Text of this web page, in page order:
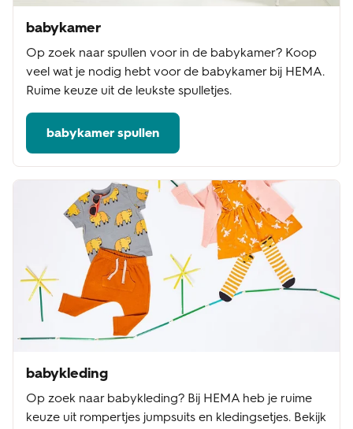
babykamer
Op zoek naar spullen voor in de babykamer? Koop
veel wat je nodig hebt voor de babykamer bij HEMA.
Ruime keuze uit de leukste spulletjes.
babykamer spullen
babykleding
Op zoek naar babykleding? Bij HEMA heb je ruime
keuze uit rompertjes jumpsuits en kledingsetjes. Bekijk